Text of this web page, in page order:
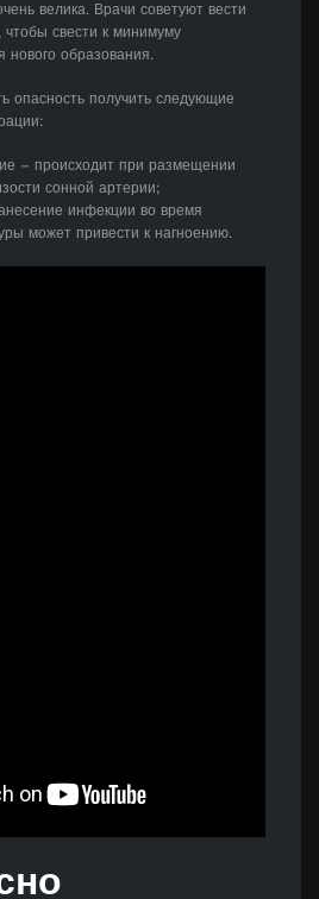
велика. Врачи советуют вести
свести к минимуму
нового образования.
опасность получить следующие
– происходит при размещении
сонной артерии;
инфекции во время
может привести к нагноению.